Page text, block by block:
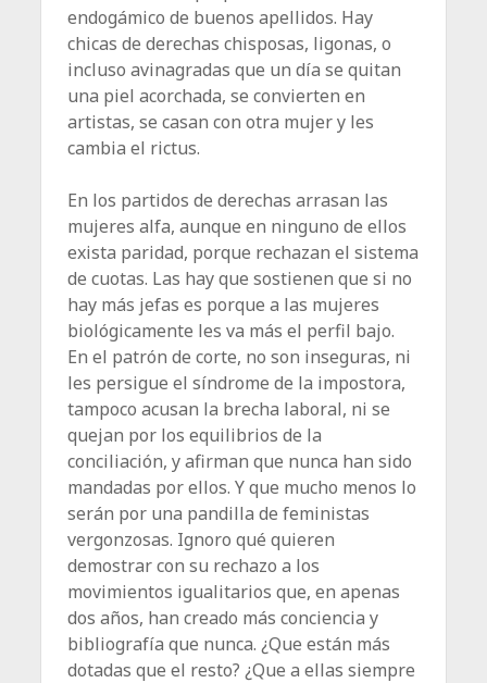
endogámico de buenos apellidos. Hay
chicas de derechas chisposas, ligonas, o
incluso avinagradas que un día se quitan
una piel acorchada, se convierten en
artistas, se casan con otra mujer y les
cambia el rictus.
En los partidos de derechas arrasan las
mujeres alfa, aunque en ninguno de ellos
exista paridad, porque rechazan el sistema
de cuotas. Las hay que sostienen que si no
hay más jefas es porque a las mujeres
biológicamente les va más el perfil bajo.
En el patrón de corte, no son inseguras, ni
les persigue el síndrome de la impostora,
tampoco acusan la brecha laboral, ni se
quejan por los equilibrios de la
conciliación, y afirman que nunca han sido
mandadas por ellos. Y que ­mucho menos lo
serán por una pandilla de feministas
vergonzosas. Ignoro qué quieren
demostrar con su rechazo a los
movimientos igualitarios que, en apenas
dos años, han creado más conciencia y
bibliografía que nunca. ¿Que están más
dotadas que el resto? ¿Que a ellas siempre